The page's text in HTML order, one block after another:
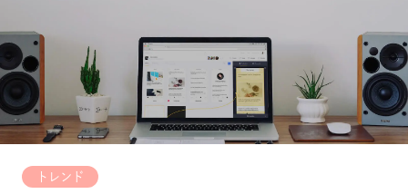
トレンド